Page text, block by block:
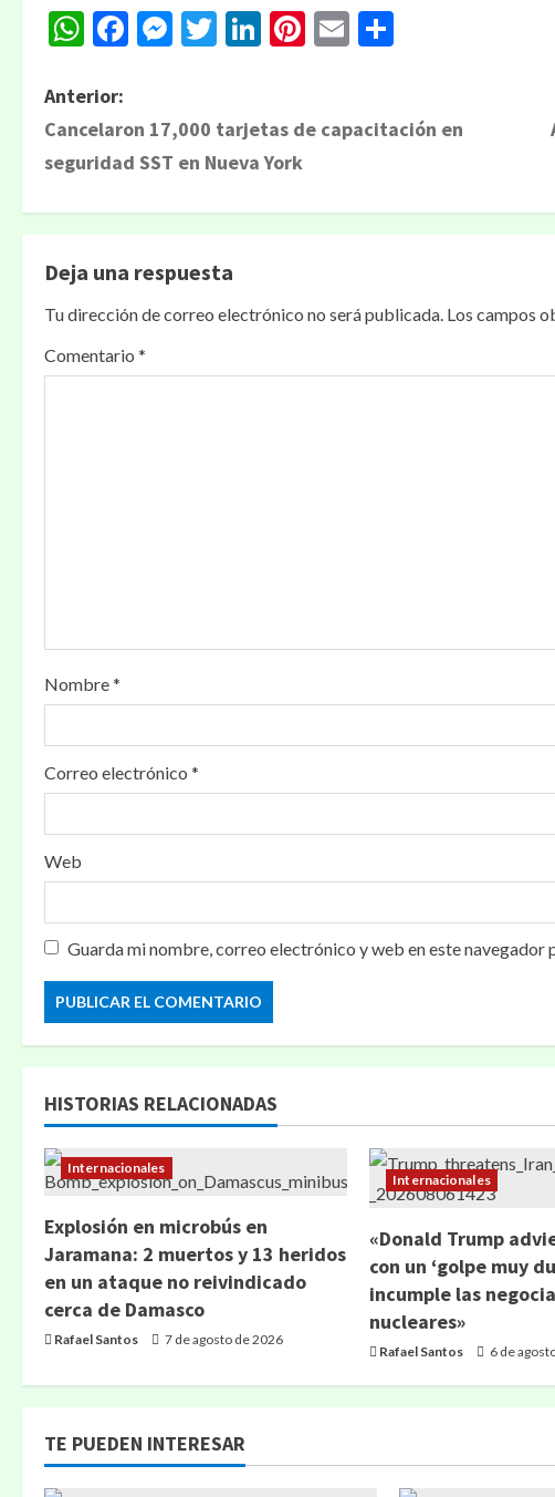
WhatsApp
Facebook
Messenger
Twitter
LinkedIn
Pinterest
Email
N
a
g
a
c
e
n
t
r
a
d
a
s
Anterior:
Cancelaron 17,000 tarjetas de capacitación en
seguridad SST en Nueva York
Deja una respuesta
Tu dirección de correo electrónico no será publicada. Los campos
Comentario *
Nombre*
Correo electrónico *
Web
Guarda mi nombre, correo electrónico y web en este navegador
HISTORIAS RELACIONADAS
Internacionales
Explosión en microbús en
Jaramana: 2 muertos y 13 heridos
en un ataque no reivindicado
cerca de Damasco
Rafael Santos 7 de agosto de 2026
Internacionales
«Donald Trump
con un ‘golpe muy
incumple las
nucleares»
Rafael Santos 6 de
TE PUEDEN INTERESAR